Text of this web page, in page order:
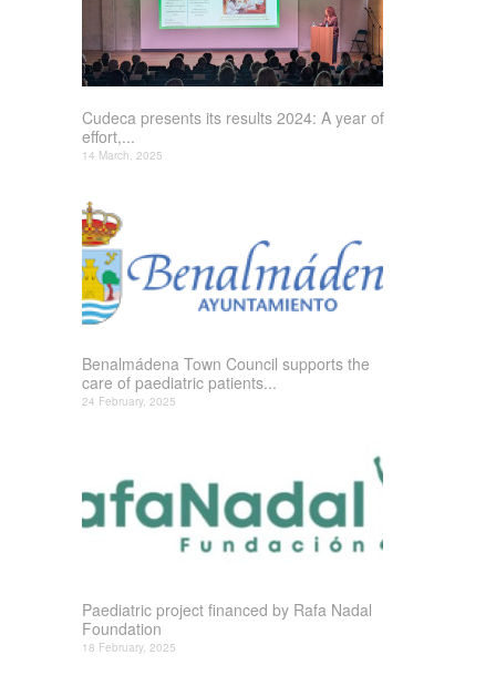
Cudeca presents its results 2024: A year of
effort,...
14 March, 2025
Benalmádena Town Council supports the
care of paediatric patients...
24 February, 2025
Paediatric project financed by Rafa Nadal
Foundation
18 February, 2025